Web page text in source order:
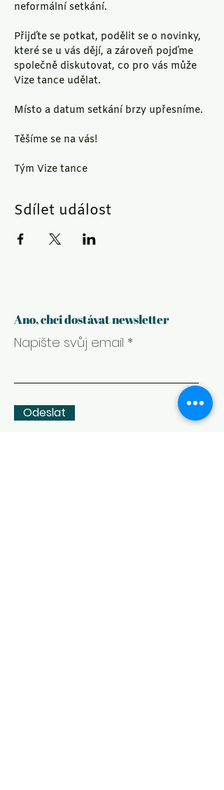
neformální setkání.
Přijďte se potkat, podělit se o novinky,
které se u vás dějí, a zároveň pojďme
společně diskutovat, co pro vás může
Vize tance udělat.
Místo a datum setkání brzy upřesníme.
Těšíme se na vás!
Tým Vize tance
Sdílet událost
Napište svůj email
Odeslat
Ano, chci dostávat newsletter